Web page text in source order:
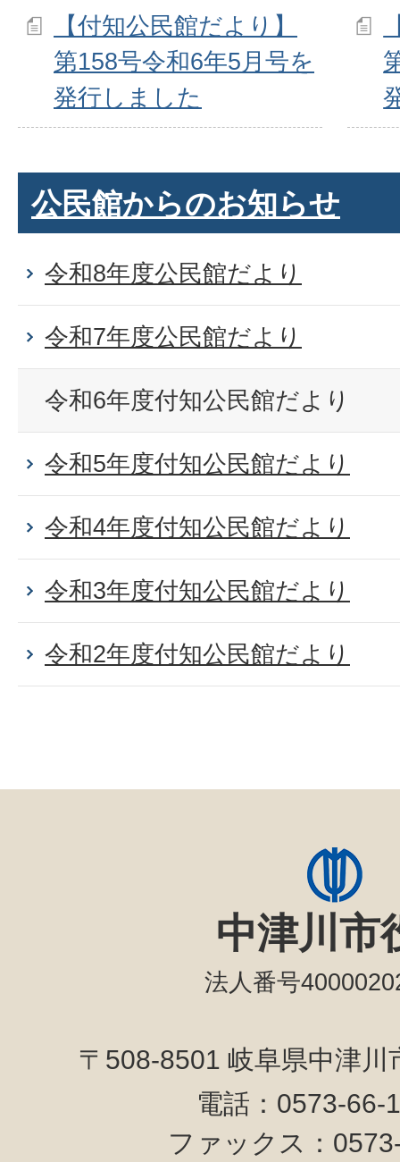
【付知公民館だより】
第158号令和6年5月号を
発行しました
公民館からのお知らせ
令和8年度公民館だより
令和7年度公民館だより
令和6年度付知公民館だより
令和5年度付知公民館だより
令和4年度付知公民館だより
令和3年度付知公民館だより
令和2年度付知公民館だより
中津川市
法人番号
〒508-8501 岐阜県中津
電話：0573-
ファックス：